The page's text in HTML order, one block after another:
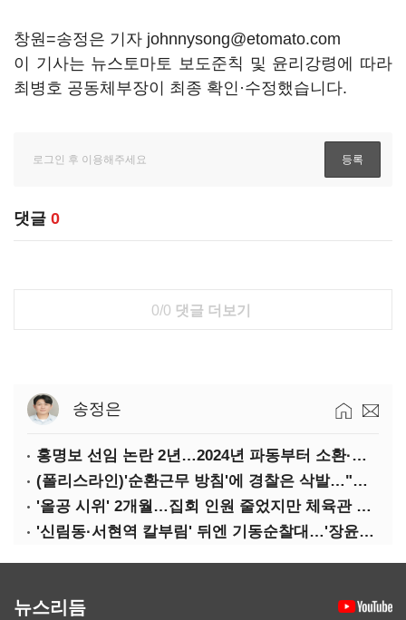
창원=송정은 기자 johnnysong@etomato.com
이 기사는 뉴스토마토 보도준칙 및 윤리강령에 따라
최병호 공동체부장이 최종 확인·수정했습니다.
댓글 0
0/0 댓글 더보기
송정은
홍명보 선임 논란 2년…2024년 파동부터 소환·압색까지
(폴리스라인)'순환근무 방침'에 경찰은 삭발…"베테랑·수사력 보강 먼저"
'올공 시위' 2개월…집회 인원 줄었지만 체육관 봉쇄 계속
'신림동·서현역 칼부림' 뒤엔 기동순찰대…'장윤기 은폐·조작' 후엔 내부비리수사대
뉴스리듬